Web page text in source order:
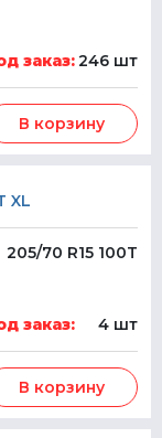
заказ:246 шт
В корзину
XL
205/70 R15 100T
заказ: 4 шт
В корзину